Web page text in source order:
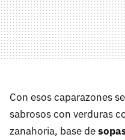
Con esos caparazones
sabrosos con verduras
zanahoria, base de